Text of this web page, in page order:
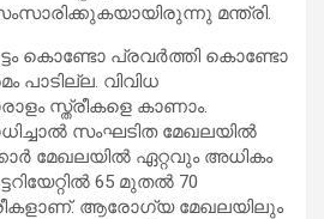
മന്ത്രി.
കൊണ്ടോ പ്രവര്‍ത്തി കൊണ്ടോ
പാടില്ല. വിവിധ
സ്ത്രീകളെ കാണാം.
സംഘടിത മേഖലയില്‍
മേഖലയില്‍ ഏറ്റവും അധികം
65 മുതല്‍ 70
ആരോഗ്യ മേഖലയിലും